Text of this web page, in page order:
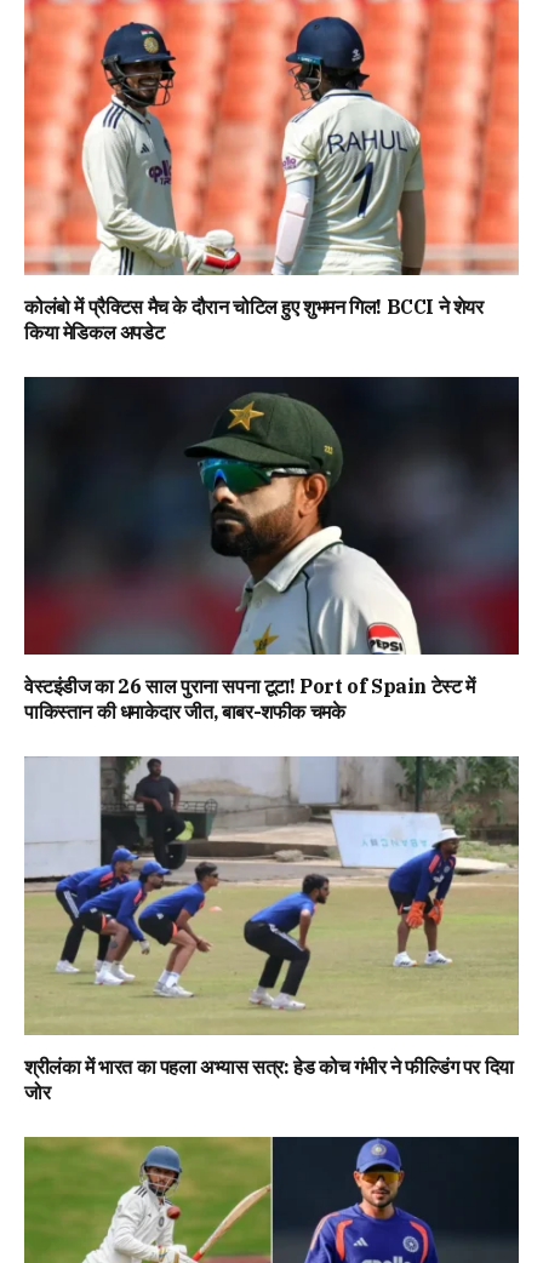
कोलंबो में प्रैक्टिस मैच के दौरान चोटिल हुए शुभमन गिल! BCCI ने शेयर
किया मेडिकल अपडेट
वेस्टइंडीज का 26 साल पुराना सपना टूटा! Port of Spain टेस्ट में
पाकिस्तान की धमाकेदार जीत, बाबर-शफीक चमके
श्रीलंका में भारत का पहला अभ्यास सत्र: हेड कोच गंभीर ने फील्डिंग पर दिया
जोर